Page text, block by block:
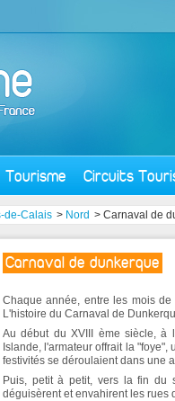
Tourisme Circuits
de-Calais > Nord > Carnaval de
Carnaval de dunkerque
Chaque année, entre les mois
L'histoire du Carnaval de
Au début du XVIII ème siècle, à
Islande, l'armateur offrait la
festivités se déroulaient dans une
Puis, petit à petit, vers la fin du
déguisèrent et envahirent les rues